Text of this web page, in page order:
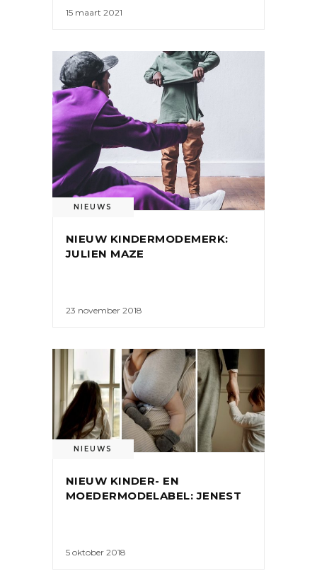
15 maart 2021
NIEUWS
NIEUW KINDERMODEMERK:
JULIEN MAZE
23 november 2018
NIEUWS
NIEUW KINDER- EN
MOEDERMODELABEL: JENEST
5 oktober 2018